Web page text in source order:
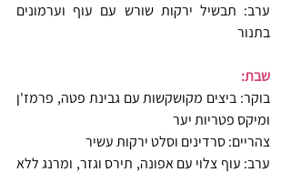
בתנור
שבת:
ומיקס פטריות יער
צהריים: סרדינים וסלט ירקות עשיר